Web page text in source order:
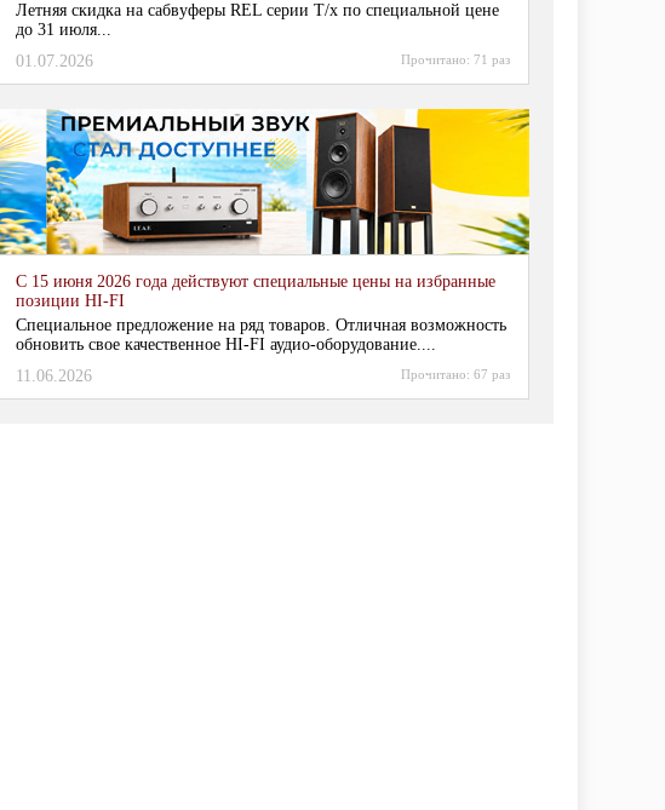
Летняя скидка на сабвуферы REL серии T/x по специальной цене
до 31 июля...
01.07.2026
Прочитано: 71 раз
С 15 июня 2026 года действуют специальные цены на избранные
позиции HI-FI
Специальное предложение на ряд товаров. Отличная возможность
обновить свое качественное HI-FI аудио-оборудование....
11.06.2026
Прочитано: 67 раз